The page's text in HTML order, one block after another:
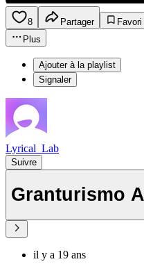
8 Partager
Favori
Plus
Ajouter à la playlist
Signaler
Lyrical_Lab
Suivre
Granturismo
il y a 19 ans